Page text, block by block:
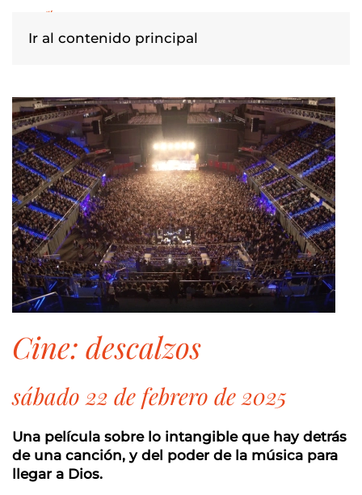
Ir al contenido principal
cine: descalzos
sábado 22 de febrero de 2025
Una película sobre lo intangible que hay detrás
de una canción, y del poder de la música para
llegar a Dios.